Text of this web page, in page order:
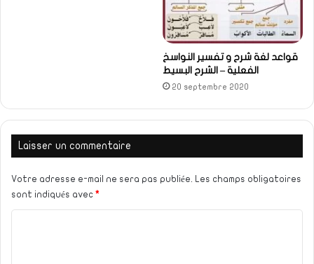
قواعد لغة شرح و تفسير النواسخ
الفعلية – الشرح البسيط
20 septembre 2020
Laisser un commentaire
Votre adresse e-mail ne sera pas publiée. Les champs obligatoires
sont indiqués avec *